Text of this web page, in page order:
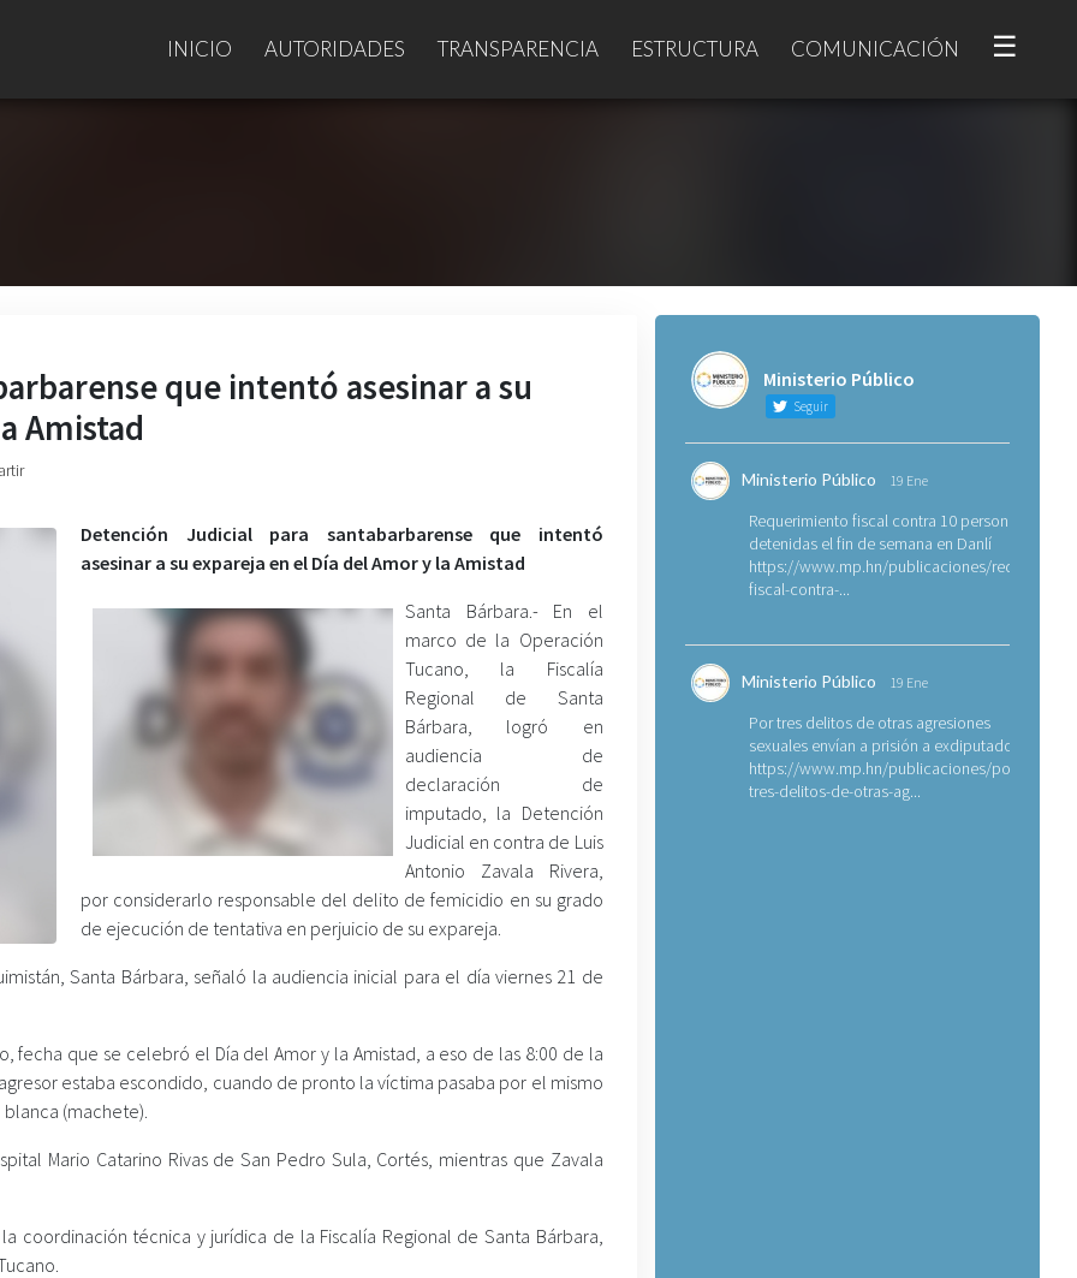
INICIO AUTORIDADES TRANSPARENCIA ESTRUCTURA COMUNICACIÓN ☰
que intentó asesinar a su
Amistad
Detención Judicial para santabarbarense que intentó
asesinar a su expareja en el Día del Amor y la Amistad
Santa Bárbara.- En el
marco de la Operación
Tucano, la Fiscalía
Regional de Santa
Bárbara, logró en
audiencia de
declaración de
imputado, la Detención
Judicial en contra de Luis
Antonio Zavala Rivera,
por considerarlo responsable del delito de femicidio en su grado
de ejecución de tentativa en perjuicio de su expareja.
Santa Bárbara, señaló la audiencia inicial para el día viernes 21 de
fecha que se celebró el Día del Amor y la Amistad, a eso de las 8:00 de la
estaba escondido, cuando de pronto la víctima pasaba por el mismo
(machete).
Mario Catarino Rivas de San Pedro Sula, Cortés, mientras que Zavala
coordinación técnica y jurídica de la Fiscalía Regional de Santa Bárbara,
Ministerio Público
Seguir
Ministerio Público 19 Ene
Requerimiento fiscal contra 10 personas
detenidas el fin de semana en Danlí
https://www.mp.hn/publicaciones/
fiscal-contra-...
Ministerio Público 19 Ene
Por tres delitos de otras agresiones
sexuales envían a prisión a exdiputado
https://www.mp.hn/publicaciones/por-
tres-delitos-de-otras-ag...